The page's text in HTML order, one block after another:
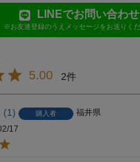
LINEでお問い合わせ
※お友達登録のうえメッセージをお送りく
5.00 2
1 購入者
福井県
17